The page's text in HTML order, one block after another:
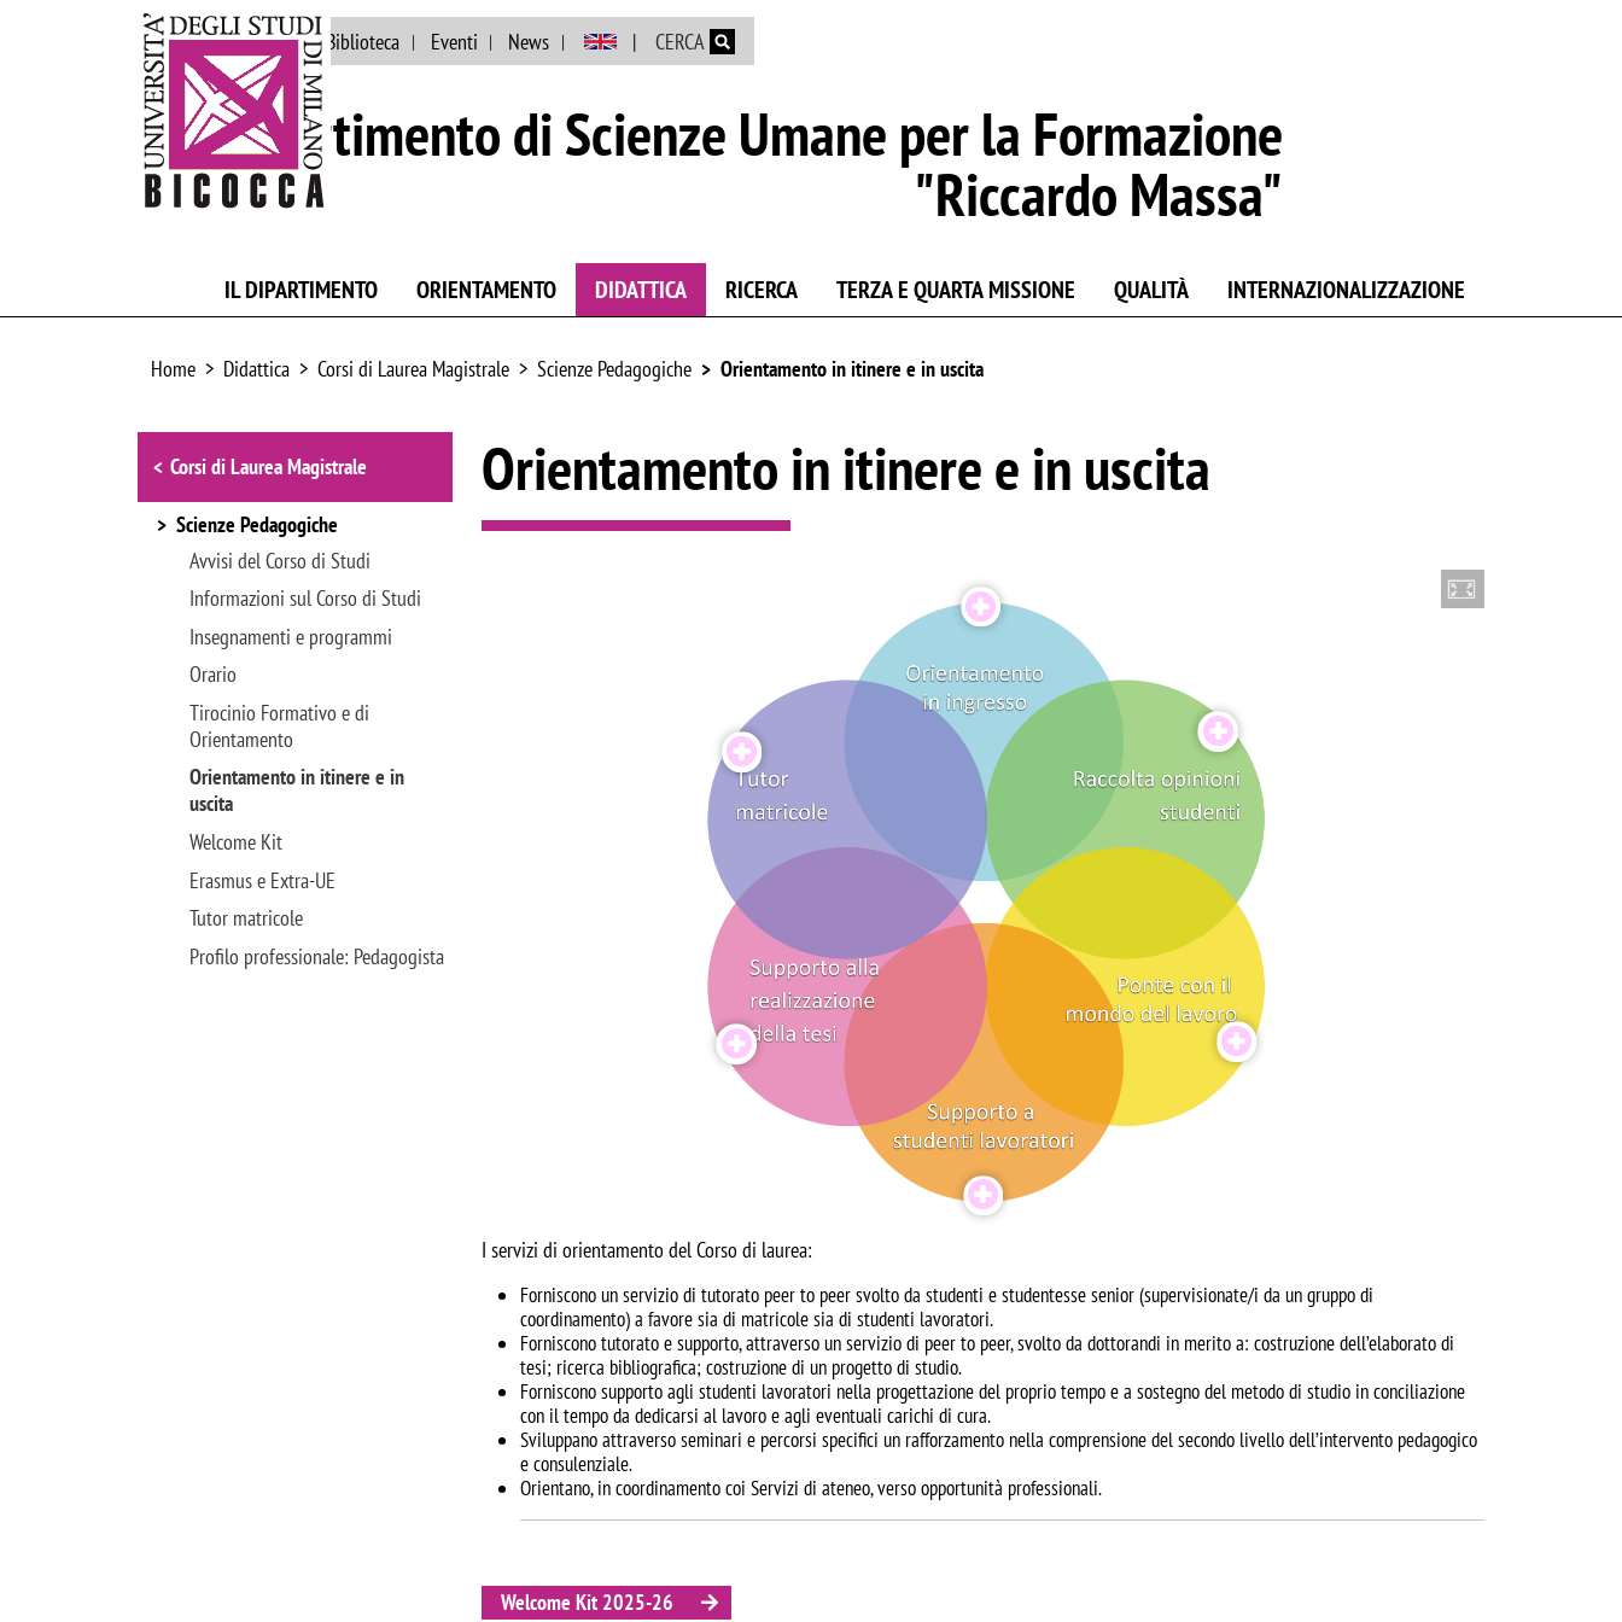
Ateneo Persone Biblioteca Eventi News CERCA
Dipartimento di Scienze Umane per la Formazione
"Riccardo Massa"
IL DIPARTIMENTO ORIENTAMENTO DIDATTICA RICERCA TERZA E QUARTA MISSIONE QUALITÀ INTERNAZIONALIZZAZIONE
Home Didattica Corsi di Laurea Magistrale Scienze Pedagogiche Orientamento in itinere e in uscita
Browse the section
Corsi di Laurea Magistrale
Scienze Pedagogiche
Avvisi del Corso di Studi
Informazioni sul Corso di Studi
Insegnamenti e programmi
Orario
Tirocinio Formativo e di
Orientamento
Orientamento in itinere e in
uscita
Welcome Kit
Erasmus e Extra-UE
Tutor matricole
Profilo professionale: Pedagogista
Orientamento in itinere e in uscita
I servizi di orientamento del Corso di laurea:
Forniscono un servizio di tutorato peer to peer svolto da studenti e studentesse senior (supervisionate/i da un gruppo di
coordinamento) a favore sia di matricole sia di studenti lavoratori.
Forniscono tutorato e supporto, attraverso un servizio di peer to peer, svolto da dottorandi in merito a: costruzione dell’elaborato di
tesi; ricerca bibliografica; costruzione di un progetto di studio.
Forniscono supporto agli studenti lavoratori nella progettazione del proprio tempo e a sostegno del metodo di studio in conciliazione
con il tempo da dedicarsi al lavoro e agli eventuali carichi di cura.
Sviluppano attraverso seminari e percorsi specifici un rafforzamento nella comprensione del secondo livello dell’intervento pedagogico
e consulenziale.
Orientano, in coordinamento coi Servizi di ateneo, verso opportunità professionali.
Welcome Kit 2025-26